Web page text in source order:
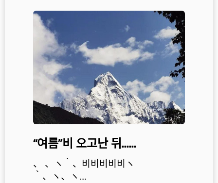
“여름”비 오고난 뒤……
、 、ヽ｀、비비비비비ヽ
｀、ヽ、ヽ...